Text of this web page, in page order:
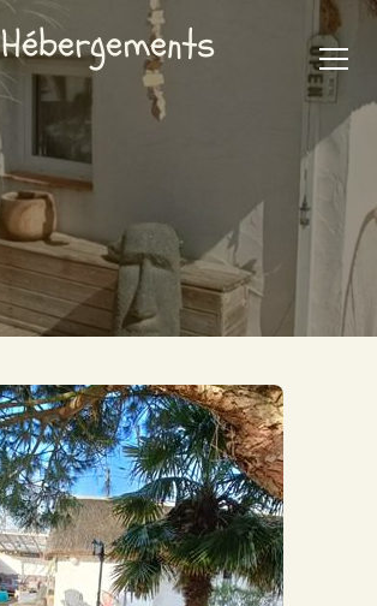
Hébergements